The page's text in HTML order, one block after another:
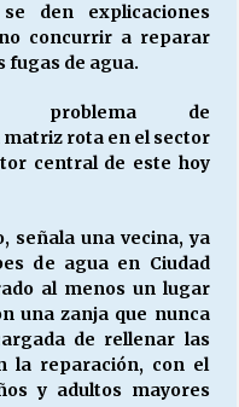
den explicaciones
concurrir a reparar
fugas de agua.
problema de
rota en el sector
central de este hoy
señala una vecina, ya
de agua en Ciudad
al menos un lugar
una zanja que nunca
de rellenar las
la reparación, con el
y adultos mayores